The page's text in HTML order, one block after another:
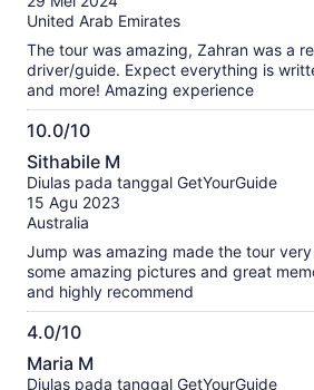
terverifikasi
United Arab Emirates
The tour was amazing, Zahran was a
driver/guide. Expect everything is
and more! Amazing experience
10.0/10
10.0
dari
10
Sithabile M
Diulas pada tanggal GetYourGuide
15 Agu 2023
Australia
Jump was amazing made the tour
some amazing pictures and great
and highly recommend
4.0/10
4.0
dari
Maria M
Diulas pada tanggal GetYourGuide